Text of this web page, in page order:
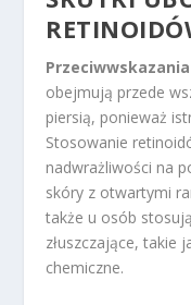
obejmują przede
piersią, ponieważ
Stosowanie
nadwrażliwości na
skóry z otwartymi
także u osób
złuszczające, takie
chemiczne.